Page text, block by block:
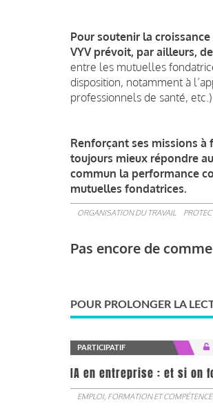
Pour soutenir la
VYV prévoit, par ailleurs,
entre les mutuelles
disposition, notamment à
professionnels de santé,
Renforçant ses missions à
toujours mieux répondre
commun la performance
mutuelles fondatrices.
ORGANISATION DU TRAVAIL
Pas encore de
POUR PROLONGER LA
PARTICIPATIF
IA en entreprise : et si on
EMPLOI, FORMATION ET